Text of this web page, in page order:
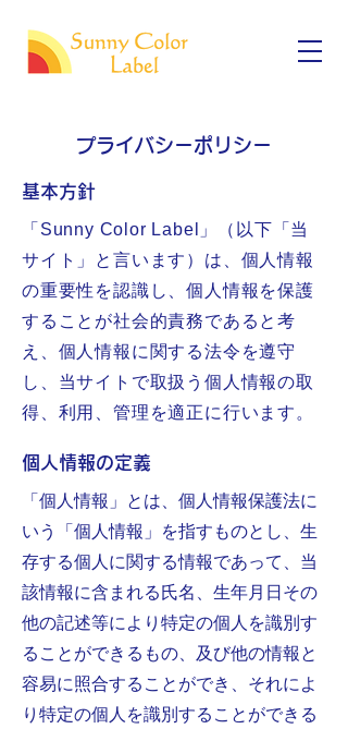
プライバシーポリシー
基本方針
「Sunny Color Label」（以下「当
サイト」と言います）は、個人情報
の重要性を認識し、個人情報を保護
することが社会的責務であると考
え、個人情報に関する法令を遵守
し、当サイトで取扱う個人情報の取
得、利用、管理を適正に行います。
個人情報の定義
「個人情報」とは、個人情報保護法に
いう「個人情報」を指すものとし、生
存する個人に関する情報であって、当
該情報に含まれる氏名、生年月日その
他の記述等により特定の個人を識別す
ることができるもの、及び他の情報と
容易に照合することができ、それによ
り特定の個人を識別することができる